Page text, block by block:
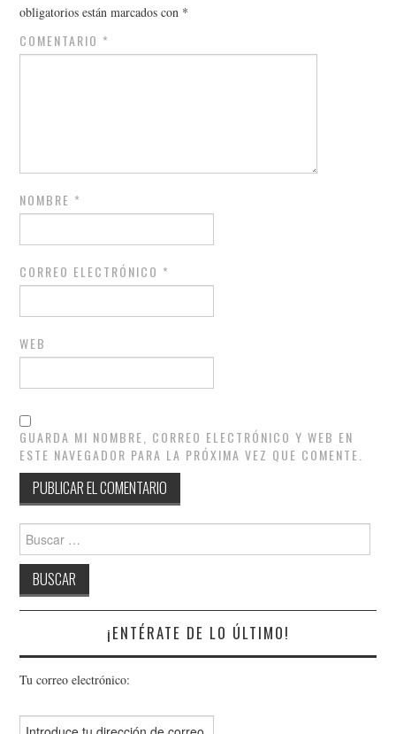
obligatorios están marcados con *
COMENTARIO *
NOMBRE *
CORREO ELECTRÓNICO *
WEB
GUARDA MI NOMBRE, CORREO ELECTRÓNICO Y WEB EN
ESTE NAVEGADOR PARA LA PRÓXIMA VEZ QUE COMENTE.
Buscar:
¡ENTÉRATE DE LO ÚLTIMO!
Tu correo electrónico: